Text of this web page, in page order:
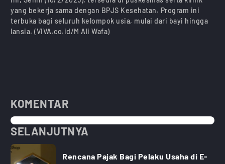
yang bekerja sama dengan BPJS Kesehatan. Program ini
terbuka bagi seluruh kelompok usia, mulai dari bayi hingga
lansia. (VIVA.co.id/M Ali Wafa)
KOMENTAR
SELANJUTNYA
Rencana Pajak Bagi Pelaku Usaha di E-